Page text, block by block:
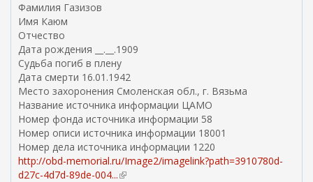
ы
л
к
а
)
Фамилия Газизов
Имя Каюм
Отчество
Дата рождения __.__.1909
Судьба погиб в плену
Дата смерти 16.01.1942
Место захоронения Смоленская обл., г. Вязьма
Название источника информации ЦАМО
Номер фонда источника информации 58
Номер описи источника информации 18001
Номер дела источника информации 1220
http://obd-memorial.ru/Image2/imagelink?path=3910780d-
d27c-4d7d-89de-004...(